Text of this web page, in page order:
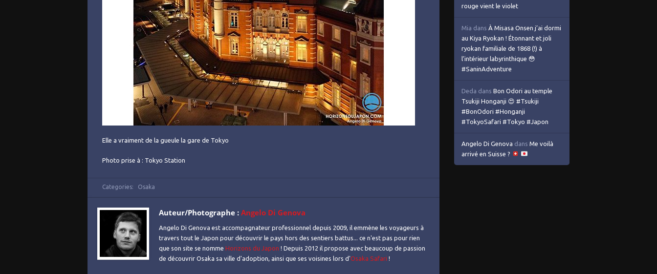
Elle a vraiment de la gueule la gare de Tokyo
Photo prise à : Tokyo Station
Categories: Osaka
Auteur/Photographe : Angelo Di Genova
Angelo Di Genova est accompagnateur professionnel depuis 2009, il emmène les voyageurs à
travers tout le Japon pour découvrir le pays hors des sentiers battus... ce n'est pas pour rien
que son site se nomme Horizons du Japon ! Depuis 2012 il propose avec beaucoup de passion
de découvrir Osaka sa ville d'adoption, ainsi que ses voisines lors d'Osaka Safari !
rouge vient le violet
Mia dans À Misasa Onsen j’ai dormi
au Kiya Ryokan ! Étonnant et joli
ryokan familiale de 1868 (!) à
l’intérieur labyrinthique 😳
#SaninAdventure
Deda dans Bon Odori au temple
Tsukiji Honganji 😍 #Tsukiji
#BonOdori #Honganji
#TokyoSafari #Tokyo #Japon
Angelo Di Genova dans Me voilà
arrivé en Suisse ?